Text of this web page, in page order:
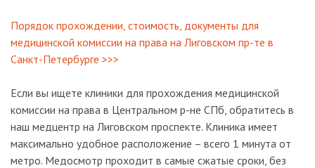
Порядок прохождении, стоимость, документы для
медицинской комиссии на права на Лиговском пр-те в
Санкт-Петербурге >>>
Если вы ищете клиники для прохождения медицинской
комиссии на права в Центральном р-не СПб, обратитесь в
наш медцентр на Лиговском проспекте. Клиника имеет
максимально удобное расположение – всего 1 минута от
метро. Медосмотр проходит в самые сжатые сроки, без